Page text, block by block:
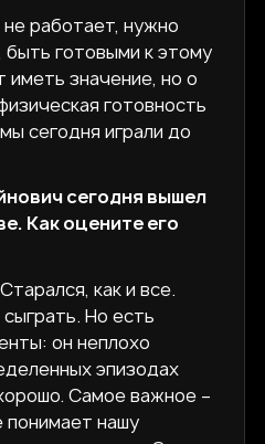
работает, нужно
быть готовыми к этому
значение, но о
готовность
сегодня играли до
сегодня вышел
Как оцените его
как и все.
Но есть
он неплохо
эпизодах
Самое важное –
понимает нашу